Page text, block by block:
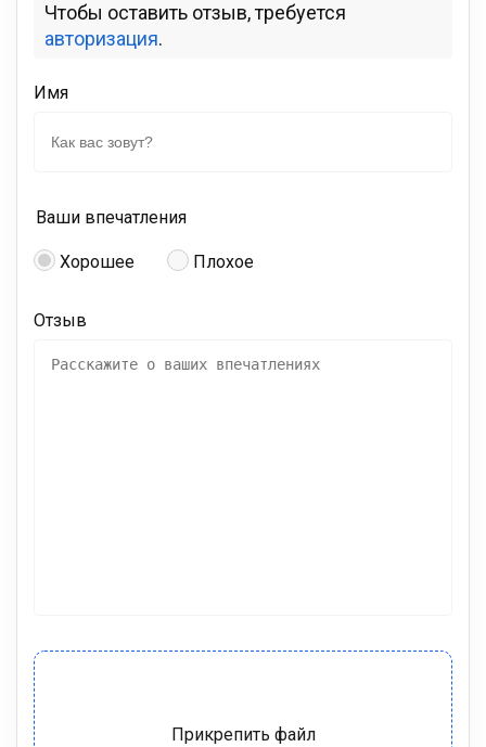
Чтобы оставить отзыв, требуется
авторизация.
Имя
Ваши впечатления
Хорошее Плохое
Отзыв